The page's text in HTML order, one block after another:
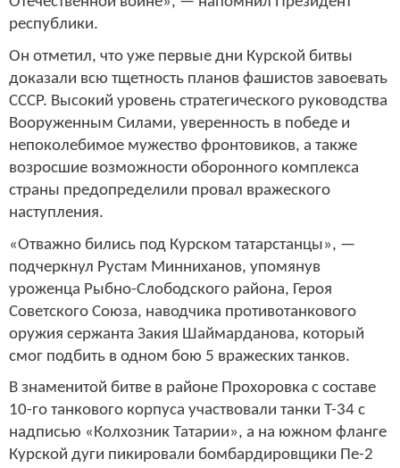
республики.
Он отметил, что уже первые дни Курской битвы
доказали всю тщетность планов фашистов завоевать
СССР. Высокий уровень стратегического руководства
Вооруженным Силами, уверенность в победе и
непоколебимое мужество фронтовиков, а также
возросшие возможности оборонного комплекса
страны предопределили провал вражеского
наступления.
«Отважно бились под Курском татарстанцы», —
подчеркнул Рустам Минниханов, упомянув
уроженца Рыбно-Слободского района, Героя
Советского Союза, наводчика противотанкового
оружия сержанта Закия Шаймарданова, который
смог подбить в одном бою 5 вражеских танков.
В знаменитой битве в районе Прохоровка с составе
10-го танкового корпуса участвовали танки Т-34 с
надписью «Колхозник Татарии», а на южном фланге
Курской дуги пикировали бомбардировщики Пе-2